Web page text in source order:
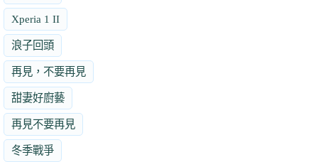
Xperia 1 II
浪子回頭
再見，不要再見
甜妻好廚藝
再見不要再見
冬季戰爭